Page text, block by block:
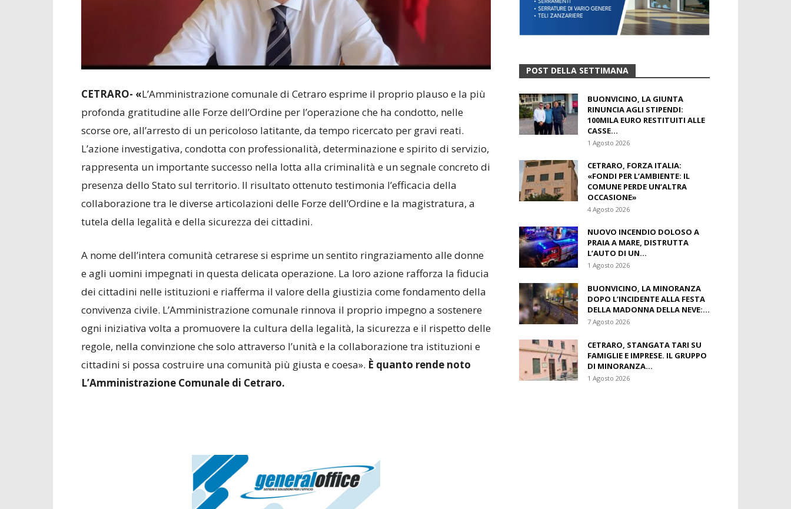
CETRARO- «L’Amministrazione comunale di Cetraro esprime il proprio plauso e la più
profonda gratitudine alle Forze dell’Ordine per l’operazione che ha condotto, nelle
scorse ore, all’arresto di un pericoloso latitante, da tempo ricercato per gravi reati.
L’azione investigativa, condotta con professionalità, determinazione e spirito di servizio,
rappresenta un importante successo nella lotta alla criminalità e un segnale concreto di
presenza dello Stato sul territorio. Il risultato ottenuto testimonia l’efficacia della
collaborazione tra le diverse articolazioni delle Forze dell’Ordine e la magistratura, a
tutela della legalità e della sicurezza dei cittadini.
A nome dell’intera comunità cetrarese si esprime un sentito ringraziamento alle donne
e agli uomini impegnati in questa delicata operazione. La loro azione rafforza la fiducia
dei cittadini nelle istituzioni e riafferma il valore della giustizia come fondamento della
convivenza civile. L’Amministrazione comunale rinnova il proprio impegno a sostenere
ogni iniziativa volta a promuovere la cultura della legalità, la sicurezza e il rispetto delle
regole, nella convinzione che solo attraverso l’unità e la collaborazione tra istituzioni e
cittadini si possa costruire una comunità più giusta e coesa». È quanto rende noto
L’Amministrazione Comunale di Cetraro.
POST DELLA SETTIMANA
BUONVICINO, LA GIUNTA
RINUNCIA AGLI STIPENDI:
100MILA EURO RESTITUITI ALLE
CASSE...
1 Agosto 2026
CETRARO, FORZA ITALIA:
«FONDI PER L’AMBIENTE: IL
COMUNE PERDE UN’ALTRA
OCCASIONE»
4 Agosto 2026
NUOVO INCENDIO DOLOSO A
PRAIA A MARE, DISTRUTTA
L’AUTO DI UN...
1 Agosto 2026
BUONVICINO, LA MINORANZA
DOPO L’INCIDENTE ALLA FESTA
DELLA MADONNA DELLA NEVE:...
7 Agosto 2026
CETRARO, STANGATA TARI SU
FAMIGLIE E IMPRESE. IL GRUPPO
DI MINORANZA...
1 Agosto 2026